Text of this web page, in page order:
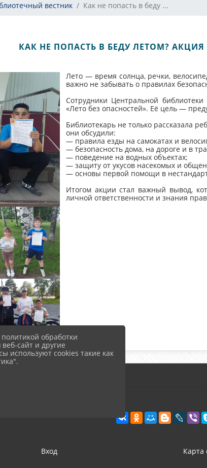
вестник Как не попасть в беду ...
КАК НЕ ПОПАСТЬ В БЕДУ ЛЕТОМ?
Лето — время солнца, речки,
важно не забывать о правилах
Сотрудники Центральной
«Лето без опасностей». Её цель —
Библиотекарь не только рассказала
они обсудили:
— правила езды на самокатах и
— безопасность дома, на дороге и в
— поведение на водных объектах;
— защиту от укусов насекомых и
— основы первой помощи в
Итогом акции стал важный вывод,
личной ответственности и знания
Вход Карта
обработки
сайт и другие
используют cookies такие как